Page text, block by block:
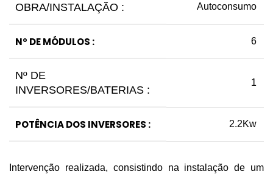
OBRA/INSTALAÇÃO :
Autoconsumo
Nº DE MÓDULOS : 6
Nº DE
INVERSORES/BATERIAS :
1
POTÊNCIA DOS INVERSORES : 2.2Kw
Intervenção realizada, consistindo na instalação de um